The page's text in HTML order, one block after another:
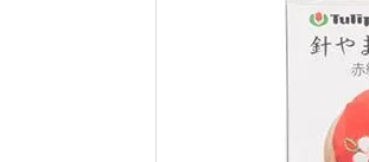
search